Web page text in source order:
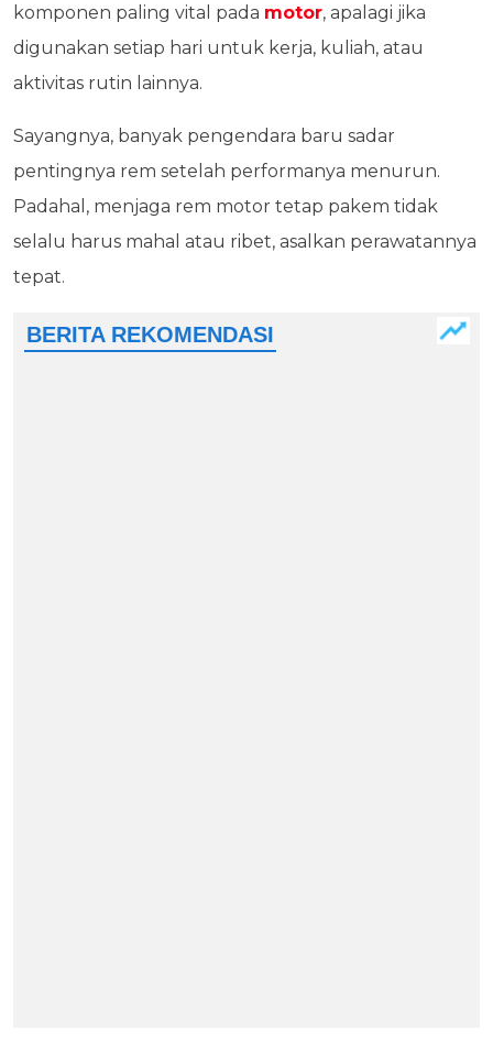
komponen paling vital pada motor, apalagi jika
digunakan setiap hari untuk kerja, kuliah, atau
aktivitas rutin lainnya.
Sayangnya, banyak pengendara baru sadar
pentingnya rem setelah performanya menurun.
Padahal, menjaga rem motor tetap pakem tidak
selalu harus mahal atau ribet, asalkan perawatannya
tepat.